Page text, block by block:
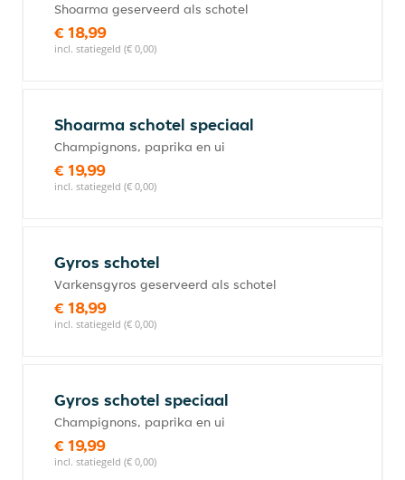
Shoarma geserveerd als schotel
€ 18,99
incl. statiegeld (€ 0,00)
Shoarma schotel speciaal
Champignons, paprika en ui
€ 19,99
incl. statiegeld (€ 0,00)
Gyros schotel
Varkensgyros geserveerd als schotel
€ 18,99
incl. statiegeld (€ 0,00)
Gyros schotel speciaal
Champignons, paprika en ui
€ 19,99
incl. statiegeld (€ 0,00)